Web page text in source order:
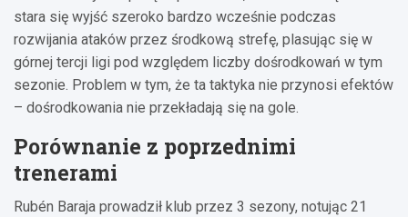
stara się wyjść szeroko bardzo wcześnie podczas
rozwijania ataków przez środkową strefę, plasując się w
górnej tercji ligi pod względem liczby dośrodkowań w tym
sezonie. Problem w tym, że ta taktyka nie przynosi efektów
– dośrodkowania nie przekładają się na gole.
Porównanie z poprzednimi
trenerami
Rubén Baraja prowadził klub przez 3 sezony, notując 21